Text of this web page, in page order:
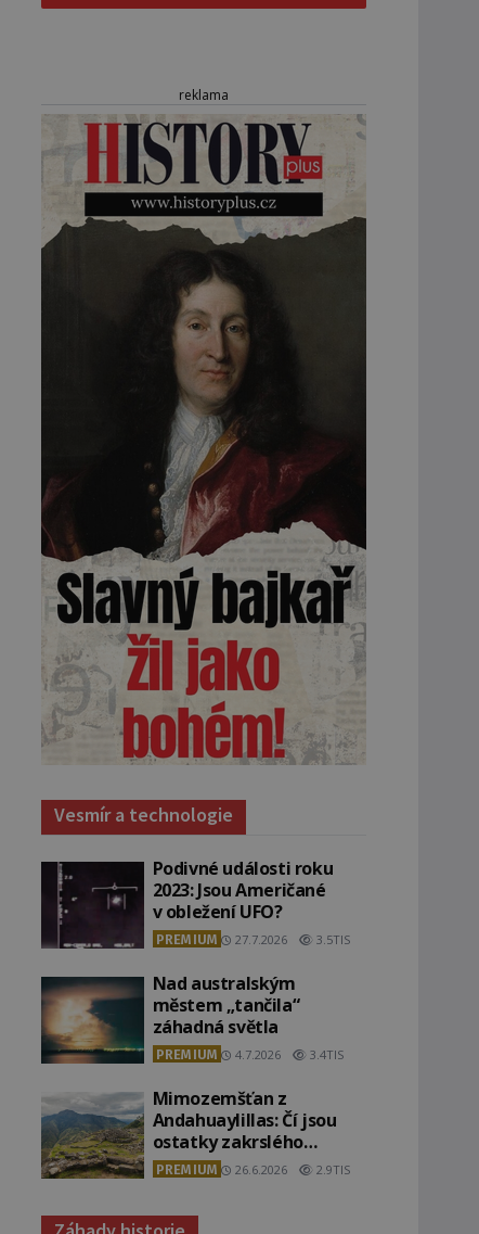
reklama
Vesmír a technologie
Podivné události roku
2023: Jsou Američané
v obležení UFO?
PREMIUM 27.7.2026 3.5TIS
Nad australským
městem „tančila“
záhadná světla
PREMIUM 4.7.2026 3.4TIS
Mimozemšťan z
Andahuaylillas: Čí jsou
ostatky zakrslého
stvoření s ohromnou
lebkou?
PREMIUM 26.6.2026 2.9TIS